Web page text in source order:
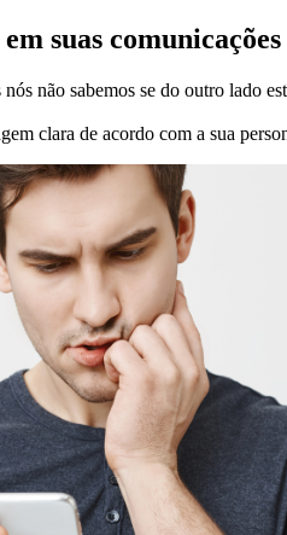
suas comunicações
não sabemos se do outro lado
clara de acordo com a sua